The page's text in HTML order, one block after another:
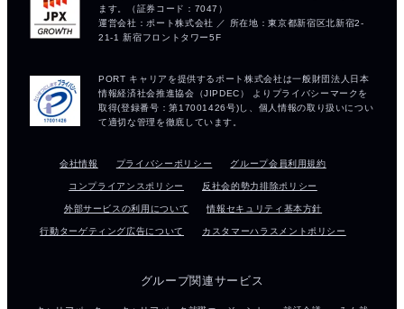
会社情報 プライバシーポリシー グループ会員利用規約
コンプライアンスポリシー 反社会的勢力排除ポリシー
外部サービスの利用について 情報セキュリティ基本方針
行動ターゲティング広告について カスタマーハラスメントポリシー